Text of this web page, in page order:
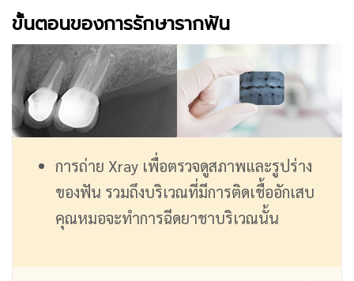
ขั้นตอนของการรักษารากฟัน
การถ่าย Xray เพื่อตรวจดูสภาพและรูปร่าง
ของฟัน รวมถึงบริเวณที่มีการติดเชื้ออักเสบ
คุณหมอจะทำการฉีดยาชาบริเวณนั้น